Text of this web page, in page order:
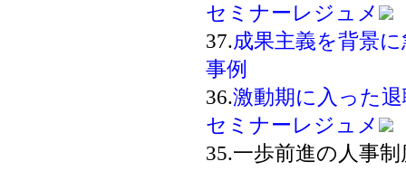
セミナーレジュメ
37.成果主義を背景
事例
36.激動期に入った
セミナーレジュメ
35.一歩前進の人事